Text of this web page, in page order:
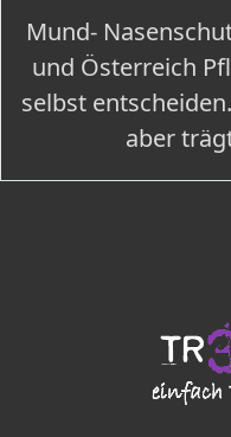
Mund-
und Österreich
selbst
aber